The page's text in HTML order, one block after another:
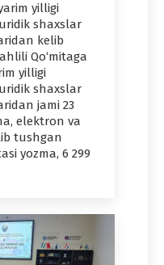
yilligi
shaxslar
kelib
Qo‘mitaga
yilligi
shaxslar
jami 23
elektron va
tushgan
yozma, 6 299